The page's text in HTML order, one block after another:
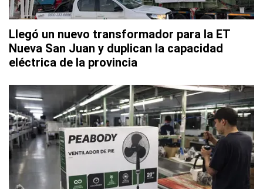
Llegó un nuevo transformador para la ET
Nueva San Juan y duplican la capacidad
eléctrica de la provincia